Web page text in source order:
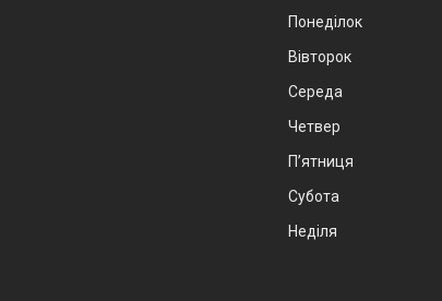
Понеділок
Вівторок
Середа
Четвер
Пʼятниця
Субота
Неділя